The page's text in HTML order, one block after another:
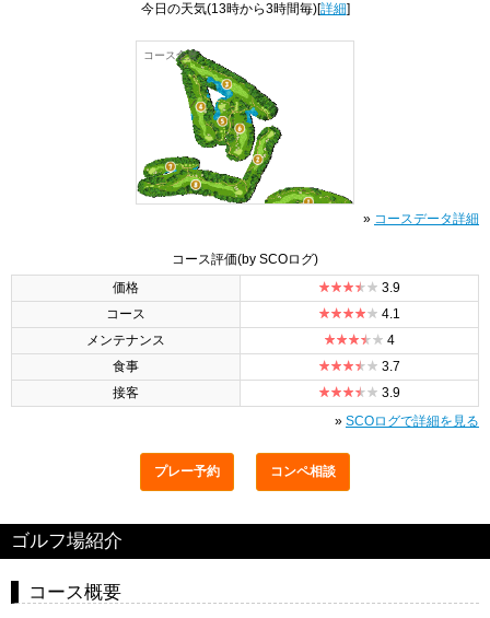
今日の天気(13時から3時間毎)[詳細]
コース全景
» コースデータ詳細
コース評価(by SCOログ)
価格
3.9
コース
4.1
メンテナンス
4
食事
3.7
接客
3.9
» SCOログで詳細を見る
プレー予約 コンペ相談
ゴルフ場紹介
コース概要